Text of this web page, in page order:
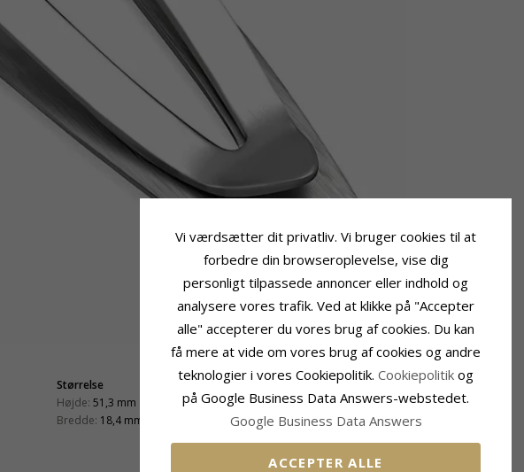
Størrelse
Højde: 51,3 mm
Bredde: 18,4 mm
Leveringstid
Leveringstid: 2-3 Hverdage
Vi værdsætter dit privatliv. Vi bruger cookies til at
forbedre din browseroplevelse, vise dig
personligt tilpassede annoncer eller indhold og
analysere vores trafik. Ved at klikke på "Accepter
alle" accepterer du vores brug af cookies. Du kan
få mere at vide om vores brug af cookies og andre
teknologier i vores Cookiepolitik. Cookiepolitik og
på Google Business Data Answers-webstedet.
Google Business Data Answers
ACCEPTER ALLE